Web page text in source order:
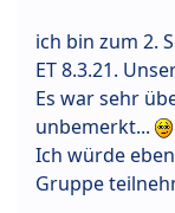
ich bin zum 2.
ET 8.3.21.
Es war sehr
unbemerkt...
Ich würde
Gruppe